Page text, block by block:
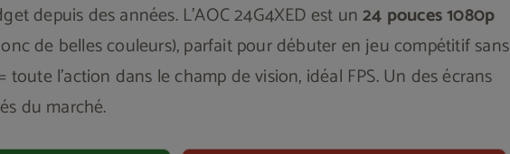
depuis des années. L'AOC 24G4XED est un24 pouces 1080p
de belles couleurs), parfait pour débuter en jeu compétitif sans
toute l'action dans le champ de vision, idéal FPS. Un des écrans
du marché.